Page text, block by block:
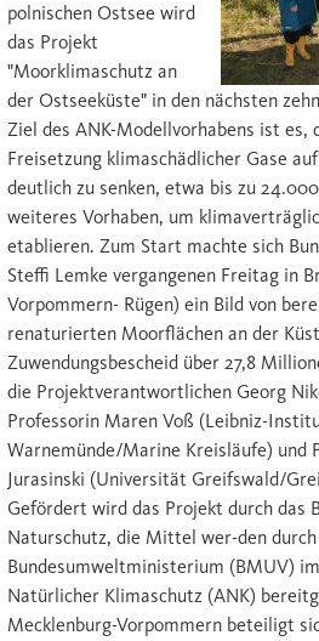
polnischen Ostsee wird
das Projekt
"Moorklimaschutz an
der Ostseeküste" in den nächsten
Ziel des ANK-Modellvorhabens ist es,
Freisetzung klimaschädlicher Gase
deutlich zu senken, etwa bis zu
weiteres Vorhaben, um
etablieren. Zum Start machte sich
Steffi Lemke vergangenen Freitag in
Vorpommern- Rügen) ein Bild von
renaturierten Moorflächen an der
Zuwendungsbescheid über 27,8
die Projektverantwortlichen Georg
Professorin Maren Voß (Leibniz-
Warnemünde/Marine Kreisläufe) und
Jurasinski (Universität Greifswald/
Gefördert wird das Projekt durch das
Naturschutz, die Mittel wer-den durch
Bundesumweltministerium (BMUV)
Natürlicher Klimaschutz (ANK)
Mecklenburg-Vorpommern beteiligt